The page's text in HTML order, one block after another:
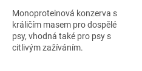
Monoproteinová konzerva s
králičím masem pro dospělé
psy, vhodná také pro psy s
citlivým zažíváním.